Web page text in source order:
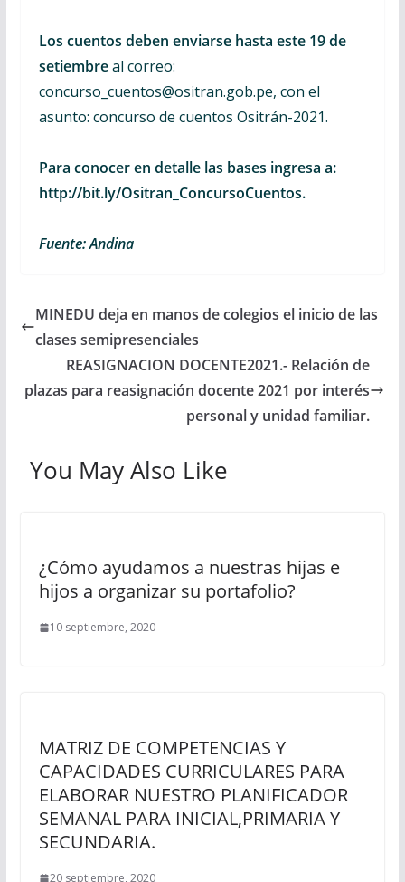
Los cuentos deben enviarse hasta este 19 de
setiembreal correo:
concurso_cuentos@ositran.gob.pe, con el
asunto: concurso de cuentos Ositrán-2021.
Para conocer en detalle las bases ingresa a:
http://bit.ly/Ositran_ConcursoCuentos.
Fuente: Andina
MINEDU deja en manos de colegios el inicio de las
clases semipresenciales
REASIGNACION DOCENTE2021.- Relación de
plazas para reasignación docente 2021 por interés
personal y unidad familiar.
You May Also Like
¿Cómo ayudamos a nuestras hijas e
hijos a organizar su portafolio?
10 septiembre, 2020
MATRIZ DE COMPETENCIAS Y
CAPACIDADES CURRICULARES PARA
ELABORAR NUESTRO PLANIFICADOR
SEMANAL PARA INICIAL,PRIMARIA Y
SECUNDARIA.
20 septiembre, 2020